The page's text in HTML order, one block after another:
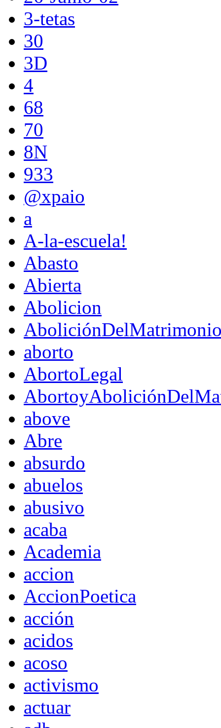
3-tetas
30
3D
4
68
70
8N
933
@xpaio
a
A-la-escuela!
Abasto
Abierta
Abolicion
aborto
AbortoLegal
above
Abre
absurdo
abuelos
abusivo
acaba
Academia
accion
AccionPoetica
acción
acidos
acoso
activismo
actuar